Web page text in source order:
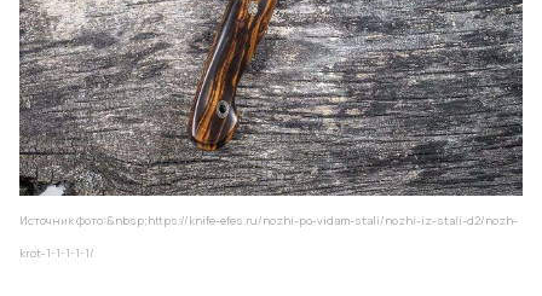
Источник фото:&nbsp;https://knife-efes.ru/nozhi-po-vidam-stali/nozhi-iz-stali-d2/nozh-
krot-1-1-1-1-1/